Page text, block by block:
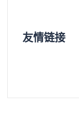
友情链接